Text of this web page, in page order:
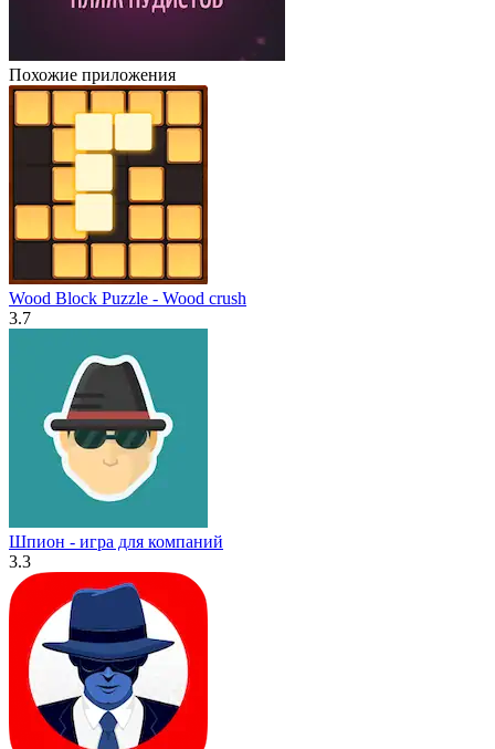
Похожие приложения
Wood Block Puzzle - Wood crush
3.7
Шпион - игра для компаний
3.3